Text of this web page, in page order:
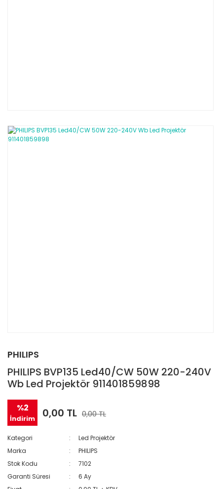
PHILIPS
PHILIPS BVP135 Led40/CW 50W 220-240V
Wb Led Projektör 911401859898
%2
İndirim 0,00 TL 0,00 TL
Kategori
Led Projektör
Marka
PHILIPS
Stok Kodu
7102
Garanti Süresi
6 Ay